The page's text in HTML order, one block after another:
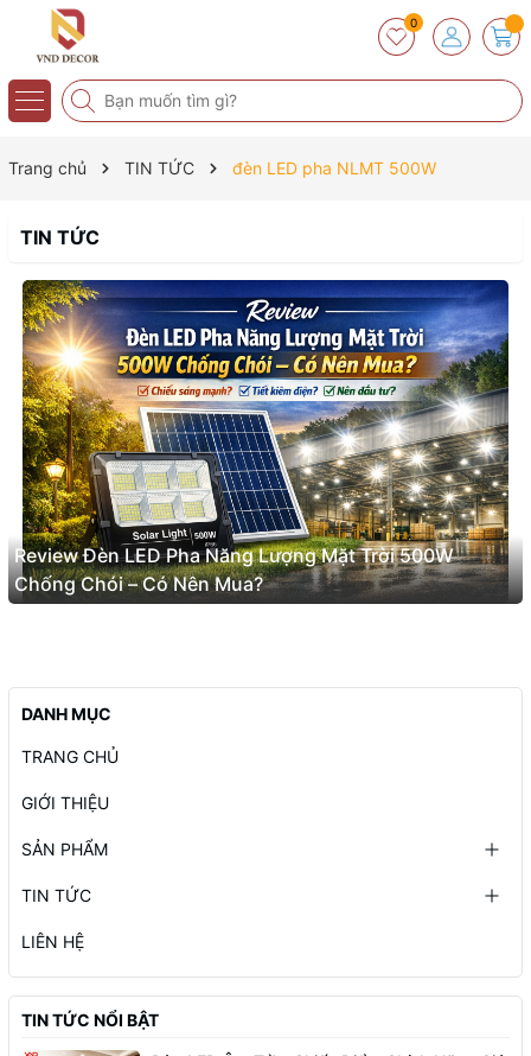
0
Trang chủ TIN TỨC đèn LED pha NLMT 500W
TIN TỨC
Review Đèn LED Pha Năng Lượng Mặt Trời 500W
Chống Chói – Có Nên Mua?
DANH MỤC
TRANG CHỦ
GIỚI THIỆU
SẢN PHẨM
TIN TỨC
LIÊN HỆ
TIN TỨC NỔI BẬT